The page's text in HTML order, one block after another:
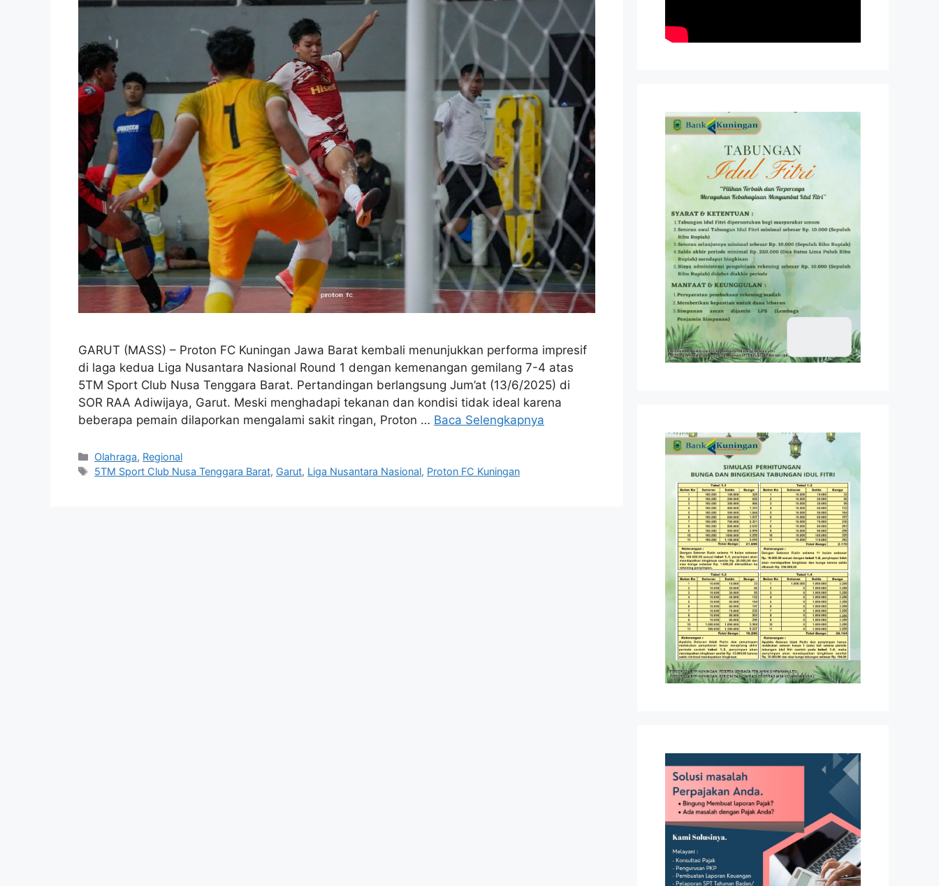
GARUT (MASS) – Proton FC Kuningan Jawa Barat kembali menunjukkan performa impresif
di laga kedua Liga Nusantara Nasional Round 1 dengan kemenangan gemilang 7-4 atas
5TM Sport Club Nusa Tenggara Barat. Pertandingan berlangsung Jum’at (13/6/2025) di
SOR RAA Adiwijaya, Garut. Meski menghadapi tekanan dan kondisi tidak ideal karena
beberapa pemain dilaporkan mengalami sakit ringan, Proton … Baca Selengkapnya
Kategori
Olahraga, Regional
Tag
5TM Sport Club Nusa Tenggara Barat, Garut, Liga Nusantara Nasional, Proton FC Kuningan